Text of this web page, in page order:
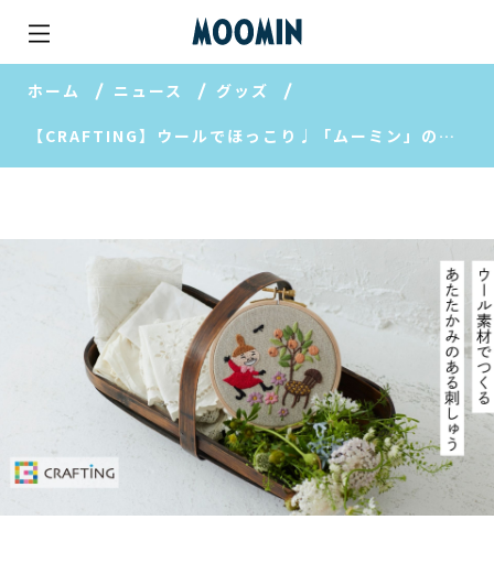
ホーム ニュース グッズ
【CRAFTING】ウールでほっこり♩「ムーミン」の世界を楽しむ刺しゅうレッスン！